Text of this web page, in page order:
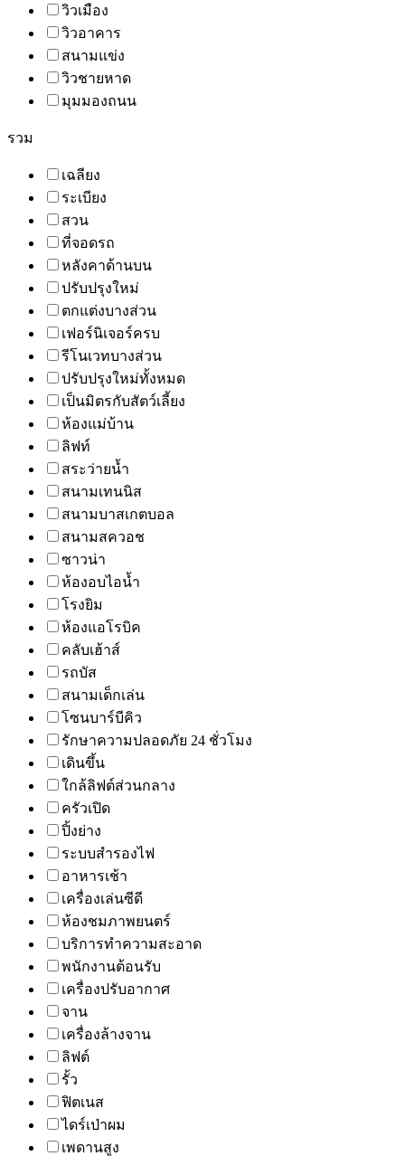
วิวเมือง
วิวอาคาร
สนามแข่ง
วิวชายหาด
มุมมองถนน
รวม
เฉลียง
ระเบียง
สวน
ที่จอดรถ
หลังคาด้านบน
ปรับปรุงใหม่
ตกแต่งบางส่วน
เฟอร์นิเจอร์ครบ
รีโนเวทบางส่วน
ปรับปรุงใหม่ทั้งหมด
เป็นมิตรกับสัตว์เลี้ยง
ห้องแม่บ้าน
ลิฟท์
สระว่ายน้ำ
สนามเทนนิส
สนามบาสเกตบอล
สนามสควอช
ซาวน่า
ห้องอบไอน้ำ
โรงยิม
ห้องแอโรบิค
คลับเฮ้าส์
รถบัส
สนามเด็กเล่น
โซนบาร์บีคิว
รักษาความปลอดภัย 24 ชั่วโมง
เดินขึ้น
ใกล้ลิฟต์ส่วนกลาง
ครัวเปิด
ปิ้งย่าง
ระบบสำรองไฟ
อาหารเช้า
เครื่องเล่นซีดี
ห้องชมภาพยนตร์
บริการทำความสะอาด
พนักงานต้อนรับ
เครื่องปรับอากาศ
จาน
เครื่องล้างจาน
ลิฟต์
รั้ว
ฟิตเนส
ไดร์เป่าผม
เพดานสูง